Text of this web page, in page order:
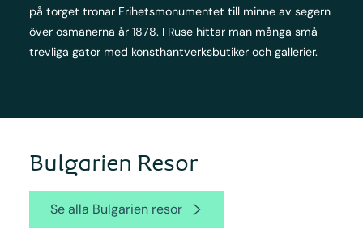
på torget tronar Frihetsmonumentet till minne av segern
över osmanerna år 1878. I Ruse hittar man många små
trevliga gator med konsthantverksbutiker och gallerier.
Bulgarien Resor
Se alla Bulgarien resor